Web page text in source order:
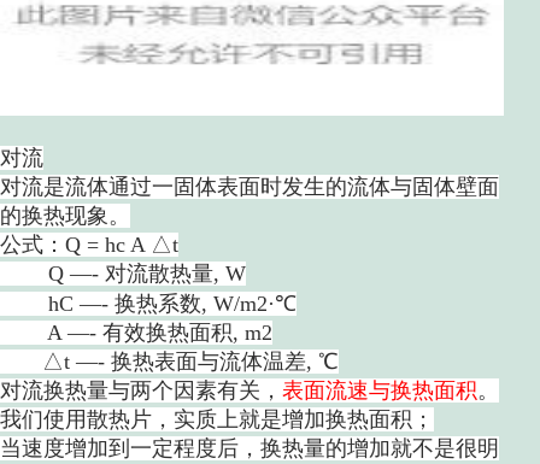
对流
对流是流体通过一固体表面时发生的流体与固体壁面
的换热现象。
公式：Q = hc A △t
Q —- 对流散热量, W
hC —- 换热系数, W/m2·℃
A —- 有效换热面积, m2
△t —- 换热表面与流体温差, ℃
对流换热量与两个因素有关， 表面流速与换热面积。
我们使用散热片，实质上就是增加换热面积；
当速度增加到一定程度后，换热量的增加就不是很明